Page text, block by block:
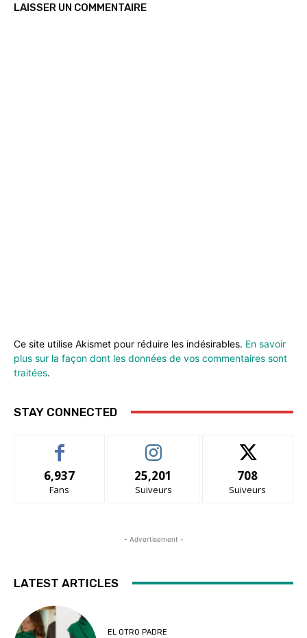
LAISSER UN COMMENTAIRE
Ce site utilise Akismet pour réduire les indésirables. En savoir
plus sur la façon dont les données de vos commentaires sont
traitées.
STAY CONNECTED
6,937
Fans
25,201
Suiveurs
708
Suiveurs
- Advertisement -
LATEST ARTICLES
EL OTRO PADRE